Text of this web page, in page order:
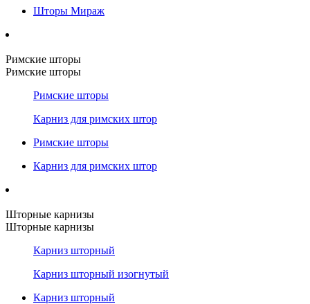
Шторы Мираж
Римские шторы
Римские шторы
Римские шторы
Карниз для римских штор
Римские шторы
Карниз для римских штор
Шторные карнизы
Шторные карнизы
Карниз шторный
Карниз шторный изогнутый
Карниз шторный